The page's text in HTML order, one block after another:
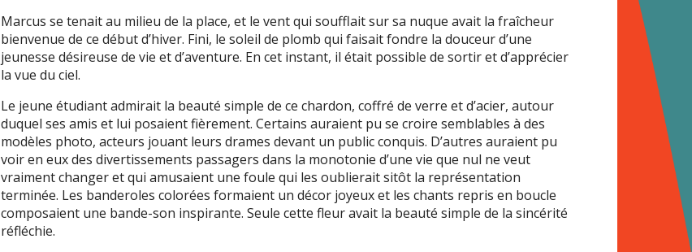
Marcus se tenait au milieu de la place, et le vent qui soufflait sur sa nuque avait la fraîcheur
bienvenue de ce début d’hiver. Fini, le soleil de plomb qui faisait fondre la douceur d’une
jeunesse désireuse de vie et d’aventure. En cet instant, il était possible de sortir et d’apprécier
la vue du ciel.
Le jeune étudiant admirait la beauté simple de ce chardon, coffré de verre et d’acier, autour
duquel ses amis et lui posaient fièrement. Certains auraient pu se croire semblables à des
modèles photo, acteurs jouant leurs drames devant un public conquis. D’autres auraient pu
voir en eux des divertissements passagers dans la monotonie d’une vie que nul ne veut
vraiment changer et qui amusaient une foule qui les oublierait sitôt la représentation
terminée. Les banderoles colorées formaient un décor joyeux et les chants repris en boucle
composaient une bande-son inspirante. Seule cette fleur avait la beauté simple de la sincérité
réfléchie.